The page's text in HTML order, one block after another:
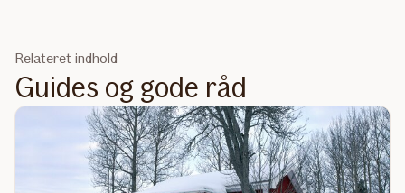
Relateret indhold
Guides og gode råd